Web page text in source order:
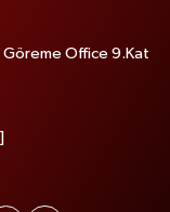
Göreme Office 9.Kat